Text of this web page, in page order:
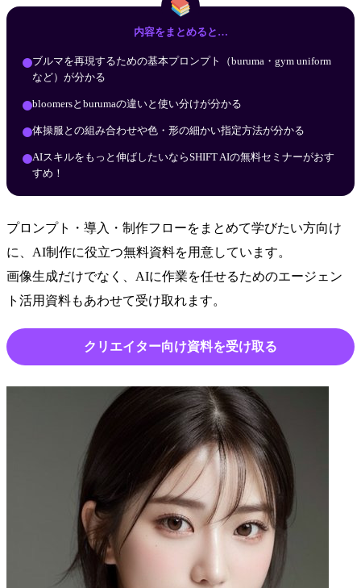
内容をまとめると…
ブルマを再現するための基本プロンプト（buruma・gym uniform
など）が分かる
bloomersとburumaの違いと使い分けが分かる
体操服との組み合わせや色・形の細かい指定方法が分かる
AIスキルをもっと伸ばしたいならSHIFT AIの無料セミナーがおす
すめ！
プロンプト・導入・制作フローをまとめて学びたい方向け
に、AI制作に役立つ無料資料を用意しています。
画像生成だけでなく、AIに作業を任せるためのエージェン
ト活用資料もあわせて受け取れます。
クリエイター向け資料を受け取る